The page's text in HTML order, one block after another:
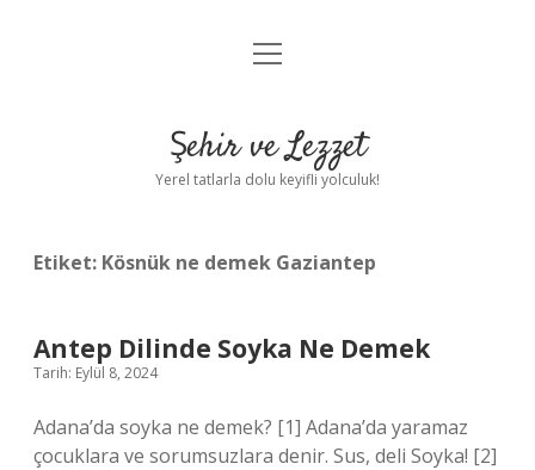
Anasayfa
Yasal Uyarı
menüyü
Şehir ve Lezzet
Yerel tatlarla dolu keyifli yolculuk!
Etiket: Kösnük ne demek Gaziantep
Antep Dilinde Soyka Ne Demek
Tarih: Eylül 8, 2024
Adana’da soyka ne demek? [1] Adana’da yaramaz
çocuklara ve sorumsuzlara denir. Sus, deli Soyka! [2]